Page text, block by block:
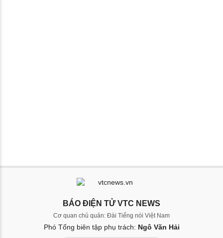
BÁO ĐIỆN TỬ VTC NEWS
Cơ quan chủ quản: Đài Tiếng nói Việt Nam
Phó Tổng biên tập phụ trách: Ngô Văn Hải